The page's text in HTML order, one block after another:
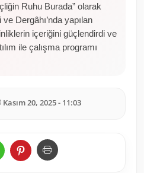
Ruhu Burada” olarak
Dergâhı’nda yapılan
içeriğini güçlendirdi ve
ile çalışma programı
Kasım 20, 2025 - 11:03